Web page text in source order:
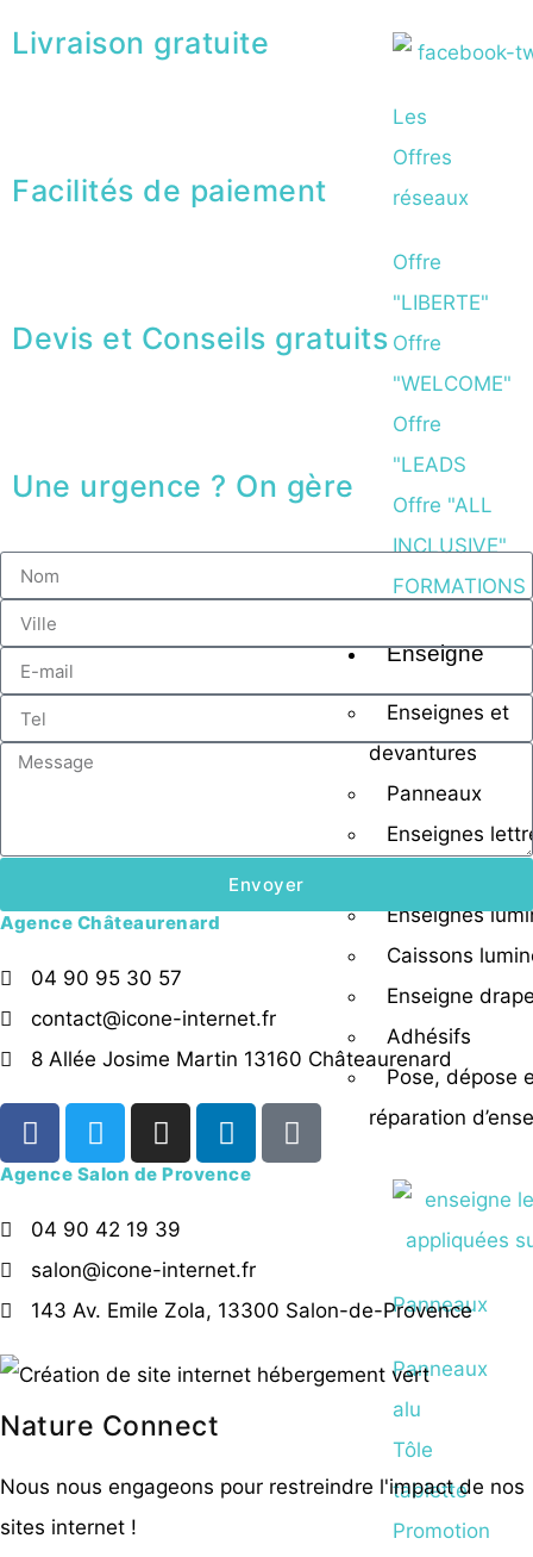
Les
Offres
réseaux
Offre
"LIBERTE"
Offre
"WELCOME"
Offre
"LEADS
Offre "ALL
INCLUSIVE"
FORMATIONS
Enseigne
Enseignes et
devantures
Panneaux
Enseignes
Enseignes
Caissons
Enseigne
Adhésifs
Pose, dépose
réparation
Panneaux
Panneaux
alu
Tôle
tablette
Promotion
Livraison gratuite
Facilités de paiement
Devis et Conseils gratuits
Une urgence ? On gère
Envoyer
Agence Châteaurenard
04 90 95 30 57
contact@icone-internet.fr
8 Allée Josime Martin 13160 Châteaurenard
Agence Salon de Provence
04 90 42 19 39
salon@icone-internet.fr
143 Av. Emile Zola, 13300 Salon-de-Provence
Nature Connect
Nous nous engageons pour restreindre l'impact de nos
sites internet !